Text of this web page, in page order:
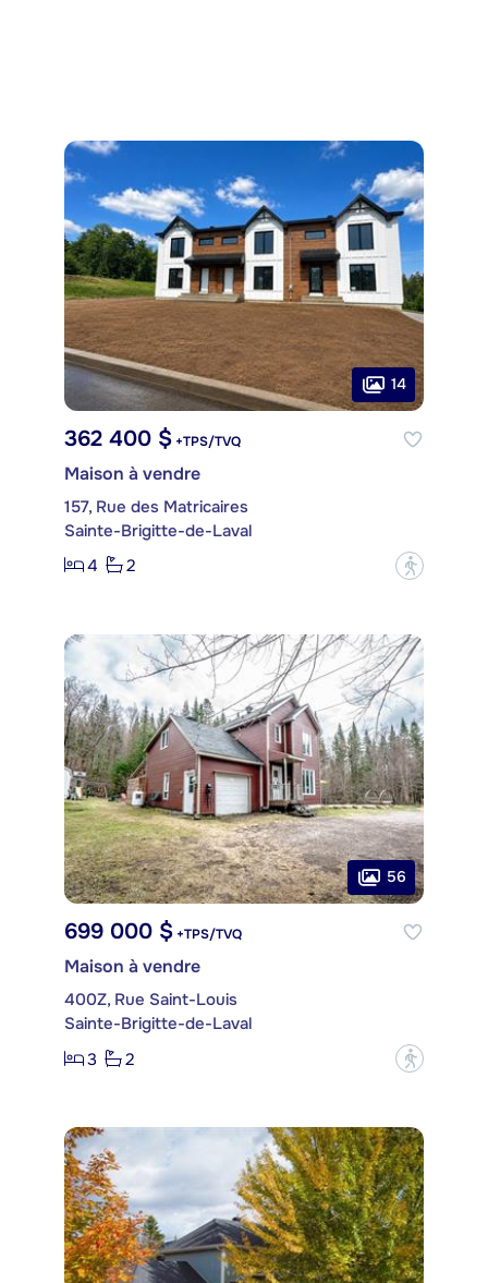
14
362 400 $ +TPS/TVQ
Maison à vendre
157, Rue des Matricaires
Sainte-Brigitte-de-Laval
4
2 ?
56
699 000 $ +TPS/TVQ
Maison à vendre
400Z, Rue Saint-Louis
Sainte-Brigitte-de-Laval
3
2 ?